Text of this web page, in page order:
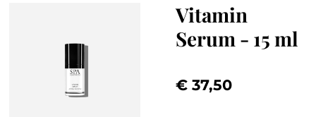
Vitamin
Serum - 15 ml
€ 37,50